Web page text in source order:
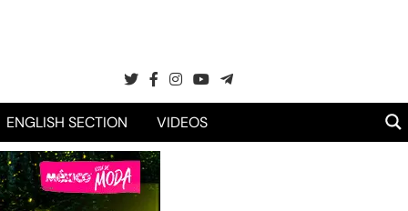
ENGLISH SECTION VIDEOS